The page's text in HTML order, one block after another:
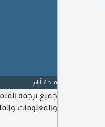
منذ 7 أيام
والمعلومات